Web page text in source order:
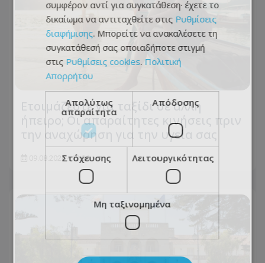
Ετοιμάζεστε για ταξίδι σε άλλη
ήπειρο; Οι απαραίτητες κινήσεις πριν
την αναχώρηση για την υγεία σας
09.08.2026 - 13:31
συμφέρον αντί για συγκατάθεση· έχετε το
δικαίωμα να αντιταχθείτε στις Ρυθμίσεις
διαφήμισης. Μπορείτε να ανακαλέσετε τη
συγκατάθεσή σας οποιαδήποτε στιγμή
στις Ρυθμίσεις cookies. Πολιτική
Απορρήτου
Απολύτως
απαραίτητα
Απόδοσης
Στόχευσης Λειτουργικότητας
Μη ταξινομημένα